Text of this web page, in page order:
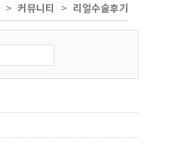
커뮤니티 리얼수술후기